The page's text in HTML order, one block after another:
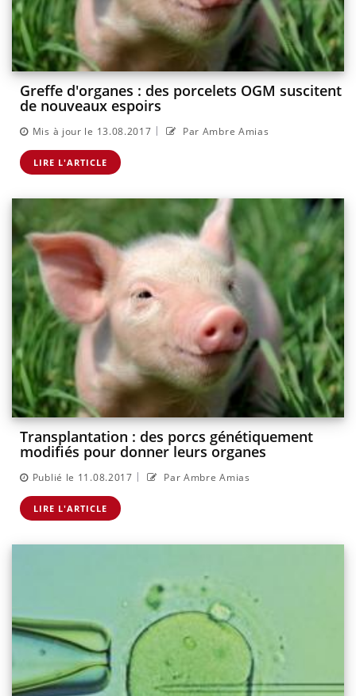
Greffe d'organes : des porcelets OGM suscitent
de nouveaux espoirs
Mis à jour le 13.08.2017 | Par Ambre Amias
LIRE L'ARTICLE
Transplantation : des porcs génétiquement
modifiés pour donner leurs organes
Publié le 11.08.2017 | Par Ambre Amias
LIRE L'ARTICLE